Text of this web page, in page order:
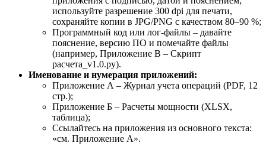
используйте разрешение 300 dpi для печати,
сохраняйте копии в JPG/PNG с качеством 80–90 %;
Программный код или лог-файлы – давайте
пояснение, версию ПО и помечайте файлы
(например, Приложение В – Скрипт
расчета_v1.0.py).
Именование и нумерация приложений:
Приложение А – Журнал учета операций (PDF, 12
стр.);
Приложение Б – Расчеты мощности (XLSX,
таблица);
Ссылайтесь на приложения из основного текста:
«см. Приложение А».